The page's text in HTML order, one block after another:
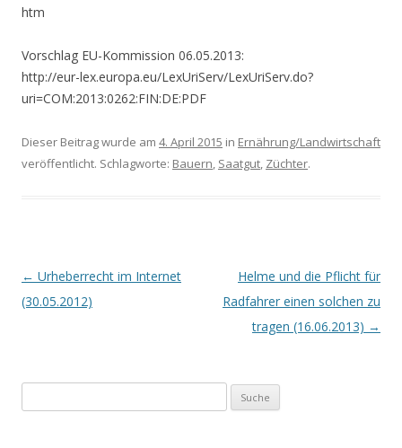
htm
Vorschlag EU-Kommission 06.05.2013:
http://eur-lex.europa.eu/LexUriServ/LexUriServ.do?
uri=COM:2013:0262:FIN:DE:PDF
Dieser Beitrag wurde am 4. April 2015 in Ernährung/Landwirtschaft
veröffentlicht. Schlagworte: Bauern, Saatgut, Züchter.
Beitrags-
Navigation
← Urheberrecht im Internet
(30.05.2012)
Helme und die Pflicht für
Radfahrer einen solchen zu
tragen (16.06.2013) →
u